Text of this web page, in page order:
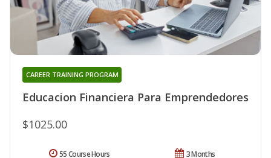
Educacion Financiera Para Emprendedores
CAREER TRAINING PROGRAM
$1025.00
3 Months
55 Course Hours